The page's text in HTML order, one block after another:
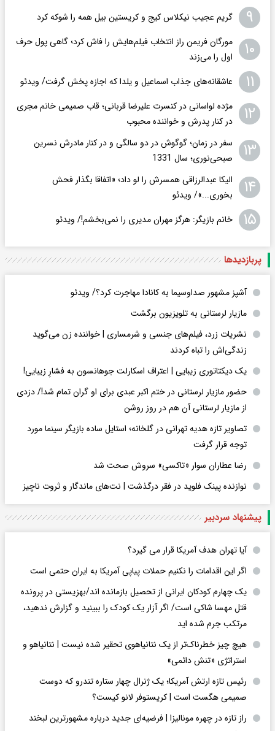
۹ گریم عجیب نیکلاس کیج و کریستین بیل همه را شوکه کرد
۱۰
مورگان فریمن راز انتخاب فیلم‌هایش را فاش کرد؛ گاهی پول حرف
اول را می‌زند
۱۱ عاشقانه‌های جذاب اسماعیل و یلدا که اجازه پخش گرفت/ ویدئو
۱۲
مژده لواسانی در کنسرت علیرضا قربانی؛ قاب صمیمی خانم مجری
در کنار پدرش و خواننده محبوب
۱۳
سفر در زمان؛ گوگوش در دو سالگی و در کنار مادرش نسرین
صبحی‌نوری؛ سال 1331
۱۴
الیکا عبدالرزاقی همسرش را لو داد؛ «اتفاقا بگذار فحش
بخوری...»/ ویدئو
۱۵ خانم بازیگر: هرگز مهران مدیری را نمی‌بخشم!/ ویدئو
پربازدید‌ها
آشپز مشهور صداوسیما به کانادا مهاجرت کرد؟/ ویدئو
مازیار لرستانی به تلویزیون برگشت
نشریات زرد، فیلم‌های جنسی و شرمساری | خواننده زن می‌گوید
زندگی‌اش را تباه کردند
یک دیکتاتوری زیبایی | اعتراف اسکارلت جوهانسون به فشارِ زیبایی!
حضور مازیار لرستانی در ختم اکبر عبدی برای او گران تمام شد!/ دزدی
از مازیار لرستانی آن هم در روز روشن
تصاویر تازه هدیه تهرانی در گلخانه؛ استایل ساده بازیگر سینما مورد
توجه قرار گرفت
رضا عطاران سوار «تاکسی» سروش صحت شد
نوازنده پینک فلوید در فقر درگذشت | نت‌های ماندگار و ثروت ناچیز
پیشنهاد سردبیر
آیا تهران هدف آمریکا قرار می گیرد؟
اگر این اقدامات را نکنیم حملات پیاپی آمریکا به ایران حتمی است
یک چهارم کودکان ایرانی از تحصیل بازمانده اند/بهزیستی در پرونده
قتل مهسا شاکی است/ اگر آزار یک کودک را ببینید و گزارش ندهید،
مرتکب جرم شده اید
هیچ چیز خطرناک‌تر از یک نتانیاهوی تحقیر شده نیست | نتانیاهو و
استراتژی «تنش دائمی»
رئیس تازه ارتش آمریکا؛ یک ژنرال چهار ستاره تندرو که دوست
صمیمی هگست است | کریستوفر لانو کیست؟
راز تازه در چهره مونالیزا | فرضیه‌ای جدید درباره مشهورترین لبخند